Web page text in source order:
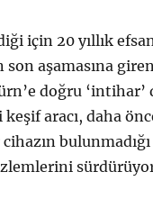
için 20 yıllık
aşamasına
doğru ‘intihar’
keşif aracı, daha
cihazın